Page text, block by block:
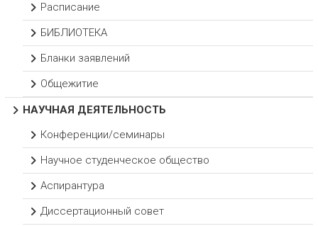
Расписание
БИБЛИОТЕКА
Бланки заявлений
Общежитие
НАУЧНАЯ ДЕЯТЕЛЬНОСТЬ
Конференции/семинары
Научное студенческое общество
Аспирантура
Диссертационный совет